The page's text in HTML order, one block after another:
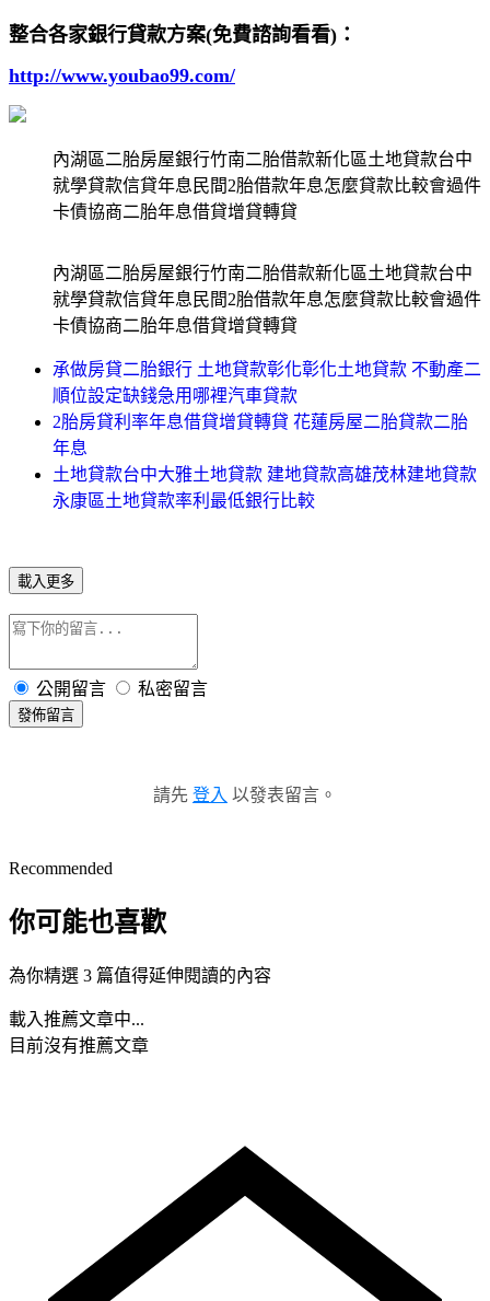
整合各家銀行貸款方案(免費諮詢看看)：
http://www.youbao99.com/
內湖區二胎房屋銀行竹南二胎借款新化區土地貸款台中
就學貸款信貸年息民間2胎借款年息怎麼貸款比較會過件
卡債協商二胎年息借貸增貸轉貸
內湖區二胎房屋銀行竹南二胎借款新化區土地貸款台中
就學貸款信貸年息民間2胎借款年息怎麼貸款比較會過件
卡債協商二胎年息借貸增貸轉貸
承做房貸二胎銀行 土地貸款彰化彰化土地貸款 不動產二
順位設定缺錢急用哪裡汽車貸款
2胎房貸利率年息借貸增貸轉貸 花蓮房屋二胎貸款二胎
年息
土地貸款台中大雅土地貸款 建地貸款高雄茂林建地貸款
永康區土地貸款率利最低銀行比較
載入更多
公開留言 私密留言
發佈留言
請先 登入 以發表留言。
Recommended
你可能也喜歡
為你精選 3 篇值得延伸閱讀的內容
載入推薦文章中...
目前沒有推薦文章